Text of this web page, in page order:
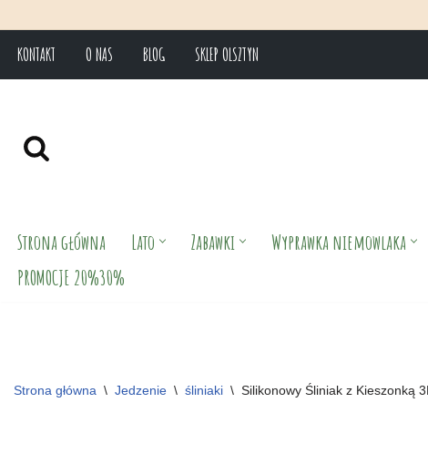
Przejdź
KONTAKT O NAS BLOG SKLEP OLSZTYN
Strona główna Lato Zabawki Wyprawka niemowlaka
PROMOCJE 20%30%
Strona główna \ Jedzenie \ śliniaki \ Silikonowy Śliniak z Kieszonką